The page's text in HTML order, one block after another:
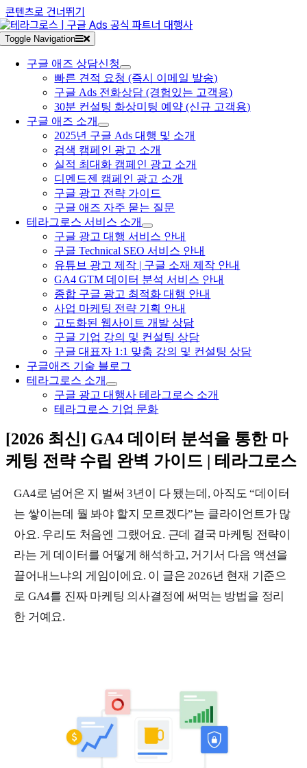
콘텐츠로 건너뛰기
Toggle Navigation
구글 애즈 상담신청
빠른 견적 요청 (즉시 이메일 발송)
구글 Ads 전화상담 (경험있는 고객용)
30분 컨설팅 화상미팅 예약 (신규 고객용)
구글 애즈 소개
2025년 구글 Ads 대행 및 소개
검색 캠페인 광고 소개
실적 최대화 캠페인 광고 소개
디멘드젠 캠페인 광고 소개
구글 광고 전략 가이드
구글 애즈 자주 묻는 질문
테라그로스 서비스 소개
구글 광고 대행 서비스 안내
구글 Technical SEO 서비스 안내
유튜브 광고 제작 | 구글 소재 제작 안내
GA4 GTM 데이터 분석 서비스 안내
종합 구글 광고 최적화 대행 안내
사업 마케팅 전략 기획 안내
고도화된 웹사이트 개발 상담
구글 기업 강의 및 컨설팅 상담
구글 대표자 1:1 맞춤 강의 및 컨설팅 상담
구글애즈 기술 블로그
테라그로스 소개
구글 광고 대행사 테라그로스 소개
테라그로스 기업 문화
[2026 최신] GA4 데이터 분석을 통한 마
케팅 전략 수립 완벽 가이드 | 테라그로스
GA4로 넘어온 지 벌써 3년이 다 됐는데, 아직도 “데이터
는 쌓이는데 뭘 봐야 할지 모르겠다”는 클라이언트가 많
아요. 우리도 처음엔 그랬어요. 근데 결국 마케팅 전략이
라는 게 데이터를 어떻게 해석하고, 거기서 다음 액션을
끌어내느냐의 게임이에요. 이 글은 2026년 현재 기준으
로 GA4를 진짜 마케팅 의사결정에 써먹는 방법을 정리
한 거예요.